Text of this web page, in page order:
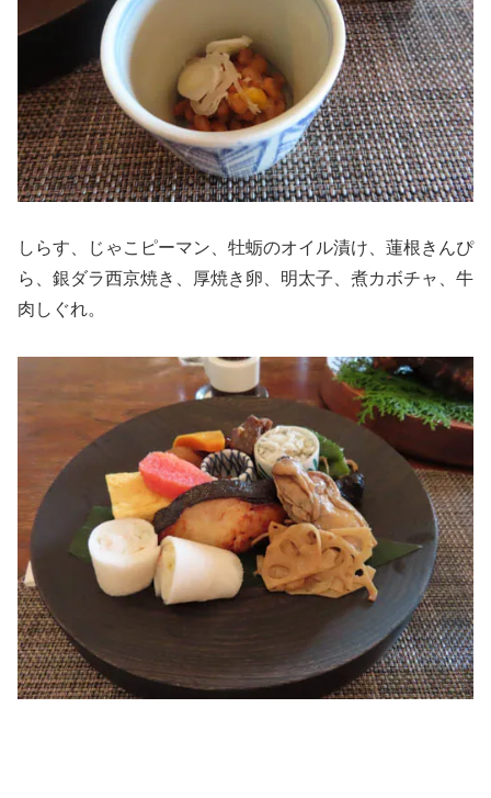
しらす、じゃこピーマン、牡蛎のオイル漬け、蓮根きんぴ
ら、銀ダラ西京焼き、厚焼き卵、明太子、煮カボチャ、牛
肉しぐれ。